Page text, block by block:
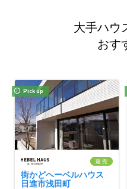
大手ハウ
おす
Pick up
建 売
街かどヘーベルハウス
日進市浅田町